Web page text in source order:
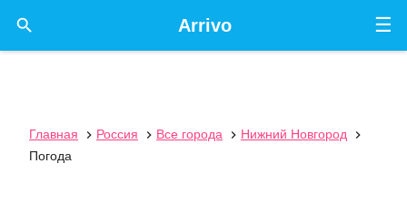
☰
Arrivo

Главная  Россия  Все города  Нижний Новгород

Погода